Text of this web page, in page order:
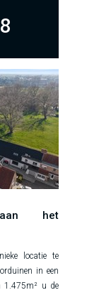
aan het
locatie te
in een
1.475m² u de